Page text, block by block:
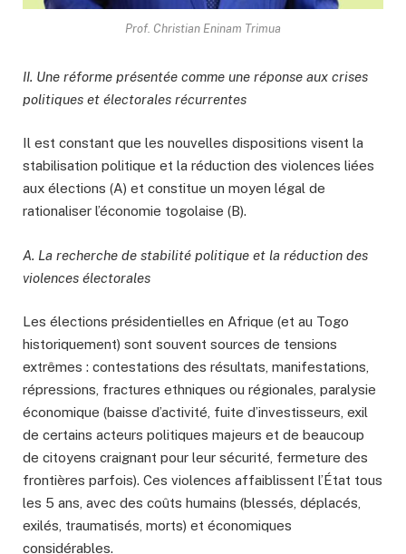
Prof. Christian Eninam Trimua
II. Une réforme présentée comme une réponse aux crises
politiques et électorales récurrentes
Il est constant que les nouvelles dispositions visent la
stabilisation politique et la réduction des violences liées
aux élections (A) et constitue un moyen légal de
rationaliser l’économie togolaise (B).
A. La recherche de stabilité politique et la réduction des
violences électorales
Les élections présidentielles en Afrique (et au Togo
historiquement) sont souvent sources de tensions
extrêmes : contestations des résultats, manifestations,
répressions, fractures ethniques ou régionales, paralysie
économique (baisse d’activité, fuite d’investisseurs, exil
de certains acteurs politiques majeurs et de beaucoup
de citoyens craignant pour leur sécurité, fermeture des
frontières parfois). Ces violences affaiblissent l’État tous
les 5 ans, avec des coûts humains (blessés, déplacés,
exilés, traumatisés, morts) et économiques
considérables.